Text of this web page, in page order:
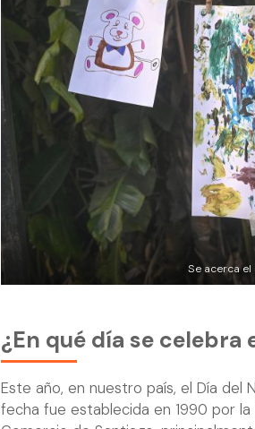
Se acerca
¿En qué día se celebra
Este año, en nuestro país, el Día del
fecha fue establecida en 1990 por